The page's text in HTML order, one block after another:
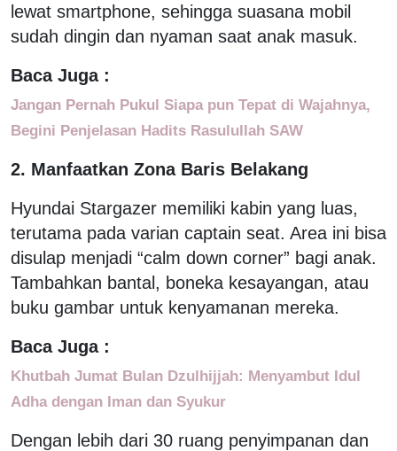
lewat smartphone, sehingga suasana mobil
sudah dingin dan nyaman saat anak masuk.
Baca Juga :
Jangan Pernah Pukul Siapa pun Tepat di Wajahnya,
Begini Penjelasan Hadits Rasulullah SAW
2. Manfaatkan Zona Baris Belakang
Hyundai Stargazer memiliki kabin yang luas,
terutama pada varian captain seat. Area ini bisa
disulap menjadi “calm down corner” bagi anak.
Tambahkan bantal, boneka kesayangan, atau
buku gambar untuk kenyamanan mereka.
Baca Juga :
Khutbah Jumat Bulan Dzulhijjah: Menyambut Idul
Adha dengan Iman dan Syukur
Dengan lebih dari 30 ruang penyimpanan dan